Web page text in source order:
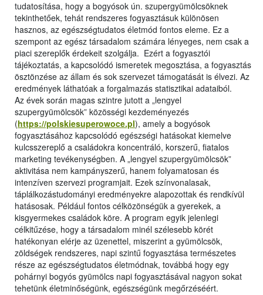
tudatosítása, hogy a bogyósok ún. szupergyümölcsöknek
tekinthetőek, tehát rendszeres fogyasztásuk különösen
hasznos, az egészségtudatos életmód fontos eleme. Ez a
szempont az egész társadalom számára lényeges, nem csak a
piaci szereplők érdekeit szolgálja. Ezért a fogyasztói
tájékoztatás, a kapcsolódó ismeretek megosztása, a fogyasztás
ösztönzése az állam és sok szervezet támogatását is élvezi. Az
eredmények láthatóak a forgalmazás statisztikai adataiból.
Az évek során magas szintre jutott a „lengyel
szupergyümölcsök” közösségi kezdeményezés
(https://polskiesuperowoce.pl), amely a bogyósok
fogyasztásához kapcsolódó egészségi hatásokat kiemelve
kulcsszereplő a családokra koncentráló, korszerű, fiatalos
marketing tevékenységben. A „lengyel szupergyümölcsök”
aktivitása nem kampányszerű, hanem folyamatosan és
intenzíven szervezi programjait. Ezek színvonalasak,
táplálkozástudományi eredményekre alapozottak és rendkívül
hatásosak. Például fontos célközönségük a gyerekek, a
kisgyermekes családok köre. A program egyik jelenlegi
célkitűzése, hogy a társadalom minél szélesebb körét
hatékonyan elérje az üzenettel, miszerint a gyümölcsök,
zöldségek rendszeres, napi szintű fogyasztása természetes
része az egészségtudatos életmódnak, továbbá hogy egy
pohárnyi bogyós gyümölcs napi fogyasztásával nagyon sokat
tehetünk életminőségünk, egészségünk megőrzéséért.